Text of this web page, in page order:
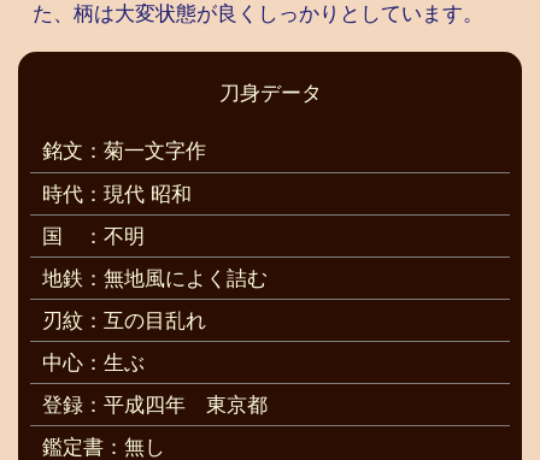
た、柄は大変状態が良くしっかりとしています。
刀身データ
銘文：菊一文字作
時代：現代 昭和
国
：不明
地鉄：無地風によく詰む
刃紋：互の目乱れ
中心：生ぶ
登録：平成四年 東京都
鑑定書：無し